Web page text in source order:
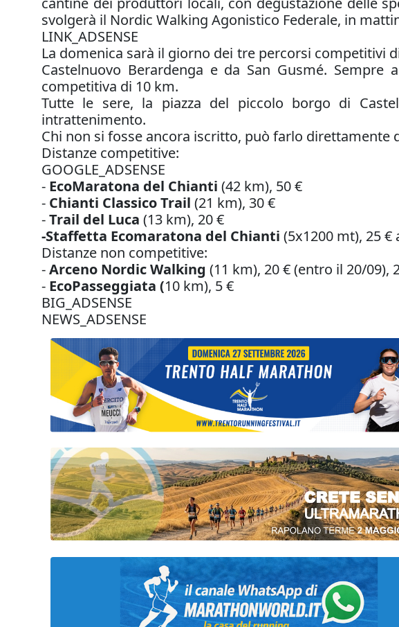
svolgerà il Nordic Walking Agonistico Federale, in
LINK_ADSENSE
La domenica sarà il giorno dei tre percorsi competitivi
Castelnuovo Berardenga e da San Gusmé. Sempre
competitiva di 10 km.
Tutte le sere, la piazza del piccolo borgo di
intrattenimento.
Chi non si fosse ancora iscritto, può farlo
Distanze competitive:
GOOGLE_ADSENSE
- EcoMaratona del Chianti (42 km), 50 €
- Chianti Classico Trail (21 km), 30 €
-Trail del Luca (13 km), 20 €
-Staffetta Ecomaratona del Chianti (5x1200 mt), 25 €
Distanze non competitive:
-Arceno Nordic Walking (11 km), 20 € (entro il 20/09),
- EcoPasseggiata (10 km), 5 €
BIG_ADSENSE
NEWS_ADSENSE